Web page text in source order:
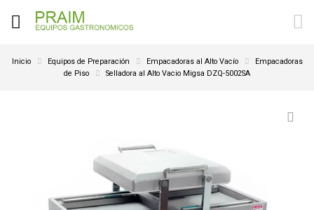
Inicio Equipos de Preparación Empacadoras al Alto Vacío
Empacadoras
de Piso
Selladora al Alto Vacio Migsa DZQ-5002SA